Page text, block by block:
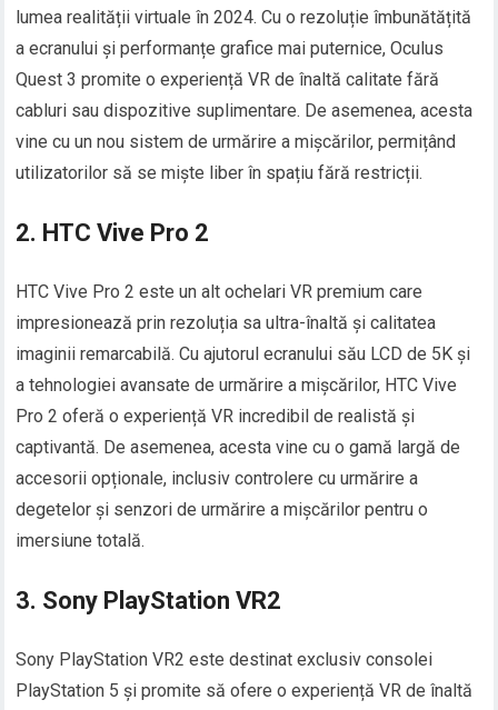
lumea realității virtuale în 2024. Cu o rezoluție îmbunătățită
a ecranului și performanțe grafice mai puternice, Oculus
Quest 3 promite o experiență VR de înaltă calitate fără
cabluri sau dispozitive suplimentare. De asemenea, acesta
vine cu un nou sistem de urmărire a mișcărilor, permițând
utilizatorilor să se miște liber în spațiu fără restricții.
2. HTC Vive Pro 2
HTC Vive Pro 2 este un alt ochelari VR premium care
impresionează prin rezoluția sa ultra-înaltă și calitatea
imaginii remarcabilă. Cu ajutorul ecranului său LCD de 5K și
a tehnologiei avansate de urmărire a mișcărilor, HTC Vive
Pro 2 oferă o experiență VR incredibil de realistă și
captivantă. De asemenea, acesta vine cu o gamă largă de
accesorii opționale, inclusiv controlere cu urmărire a
degetelor și senzori de urmărire a mișcărilor pentru o
imersiune totală.
3. Sony PlayStation VR2
Sony PlayStation VR2 este destinat exclusiv consolei
PlayStation 5 și promite să ofere o experiență VR de înaltă